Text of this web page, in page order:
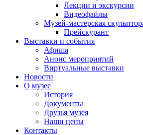
Лекции и экскурсии
Видеофайлы
Музей-мастерская
Прейскурант
Выставки и события
Афиша
Анонс мероприятий
Виртуальные выставки
Новости
О музее
История
Документы
Друзья музея
Наши цены
Контакты